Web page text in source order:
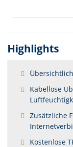
Highlights
Kabellose
Zusätzliche
Kostenlose